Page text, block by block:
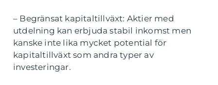
– Begränsat kapitaltillväxt: Aktier med
utdelning kan erbjuda stabil inkomst men
kanske inte lika mycket potential för
kapitaltillväxt som andra typer av
investeringar.